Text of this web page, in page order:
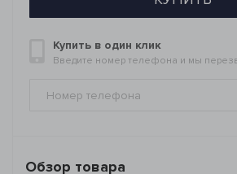
Купить в один клик
Введите номер телефона и мы
Обзор товара